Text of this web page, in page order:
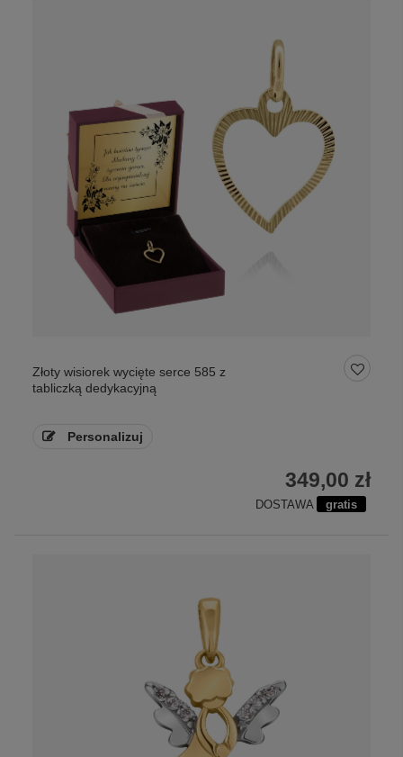
Złoty wisiorek wycięte serce 585 z
tabliczką dedykacyjną
Personalizuj
349,00 zł
DOSTAWA gratis